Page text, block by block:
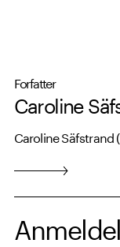
Forfatter
Caroline
Caroline Säfstrand